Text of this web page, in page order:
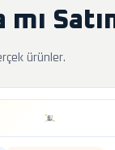
ürünler.